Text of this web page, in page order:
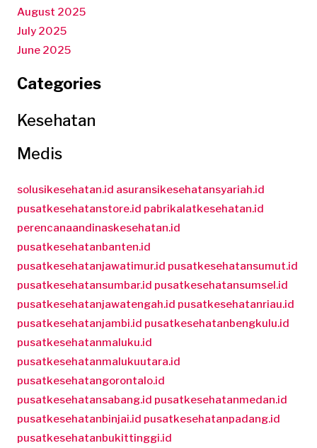
August 2025
July 2025
June 2025
Categories
Kesehatan
Medis
solusikesehatan.id asuransikesehatansyariah.id
pusatkesehatanstore.id pabrikalatkesehatan.id
perencanaandinaskesehatan.id
pusatkesehatanbanten.id
pusatkesehatanjawatimur.id pusatkesehatansumut.id
pusatkesehatansumbar.id pusatkesehatansumsel.id
pusatkesehatanjawatengah.id pusatkesehatanriau.id
pusatkesehatanjambi.id pusatkesehatanbengkulu.id
pusatkesehatanmaluku.id
pusatkesehatanmalukuutara.id
pusatkesehatangorontalo.id
pusatkesehatansabang.id pusatkesehatanmedan.id
pusatkesehatanbinjai.id pusatkesehatanpadang.id
pusatkesehatanbukittinggi.id